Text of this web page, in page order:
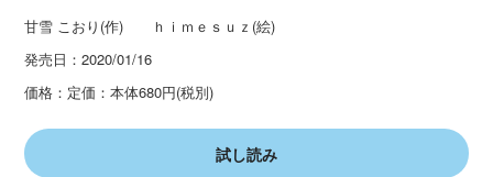
甘雪 こおり(作) ｈｉｍｅｓｕｚ(絵)
発売日：2020/01/16
価格： 定価：本体680円(税別)
試し読み